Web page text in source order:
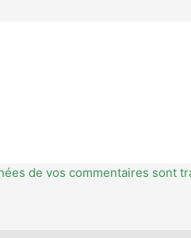
de vos commentaires sont